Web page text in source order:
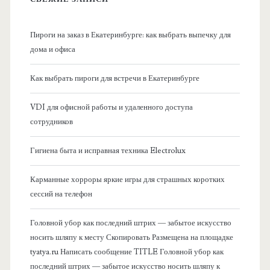
Пироги на заказ в Екатеринбурге: как выбрать выпечку для
дома и офиса
Как выбрать пироги для встречи в Екатеринбурге
VDI для офисной работы и удаленного доступа
сотрудников
Гигиена быта и исправная техника Electrolux
Карманные хорроры яркие игры для страшных коротких
сессий на телефон
Головной убор как последний штрих — забытое искусство
носить шляпу к месту Скопировать Размещена на площадке
tyatya.ru Написать сообщение TITLE Головной убор как
последний штрих — забытое искусство носить шляпу к